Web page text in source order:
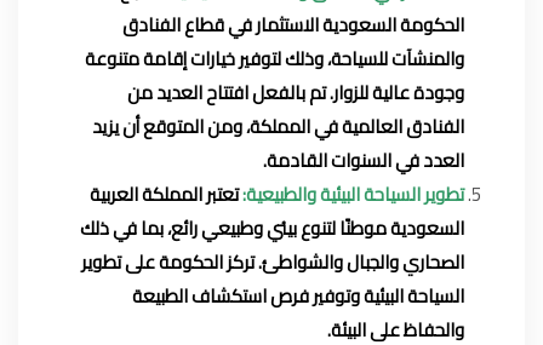
الحكومة السعودية الاستثمار في قطاع الفنادق
والمنشآت للسياحة، وذلك لتوفير خيارات إقامة متنوعة
وجودة عالية للزوار. تم بالفعل افتتاح العديد من
الفنادق العالمية في المملكة، ومن المتوقع أن يزيد
العدد في السنوات القادمة.
تطوير السياحة البيئية والطبيعية:تعتبر المملكة العربية
السعودية موطنًا لتنوع بيئي وطبيعي رائع، بما في ذلك
الصحاري والجبال والشواطئ. تركز الحكومة على تطوير
السياحة البيئية وتوفير فرص استكشاف الطبيعة
والحفاظ على البيئة.